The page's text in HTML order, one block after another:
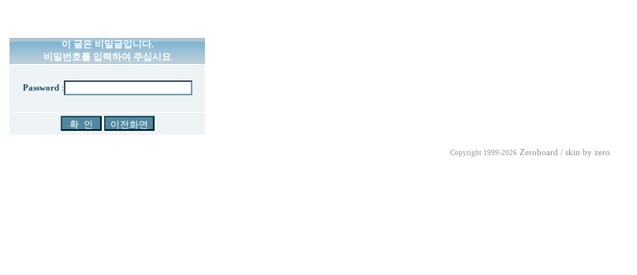
이 글은 비밀글입니다.
비밀번호를 입력하여 주십시요
Password :
Copyright 1999-2026 Zeroboard / skin by zero